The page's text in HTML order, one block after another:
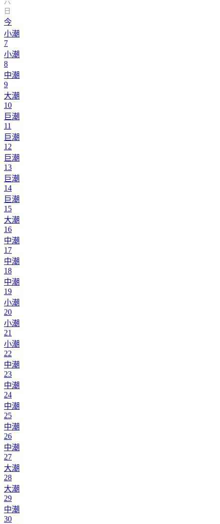
日
今
小潮
7
小潮
8
中潮
9
大潮
10
巨潮
11
巨潮
12
巨潮
13
巨潮
14
巨潮
15
大潮
16
中潮
17
中潮
18
中潮
19
小潮
20
小潮
21
小潮
22
中潮
23
中潮
24
中潮
25
中潮
26
中潮
27
大潮
28
大潮
29
中潮
30